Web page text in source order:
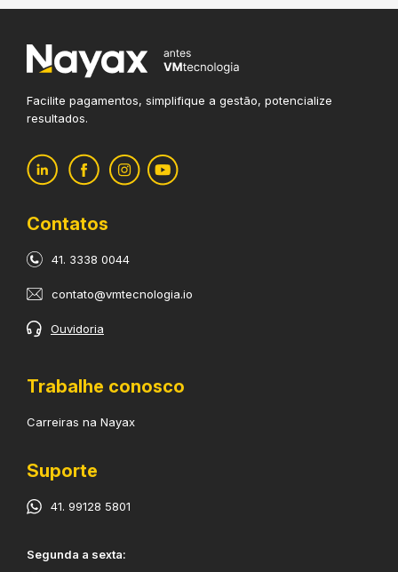
Facilite pagamentos, simplifique a gestão, potencialize
resultados.
Contatos
41. 3338 0044
contato@vmtecnologia.io
Ouvidoria
Trabalhe conosco
Carreiras na Nayax
Suporte
41. 99128 5801
​Segunda a sexta: